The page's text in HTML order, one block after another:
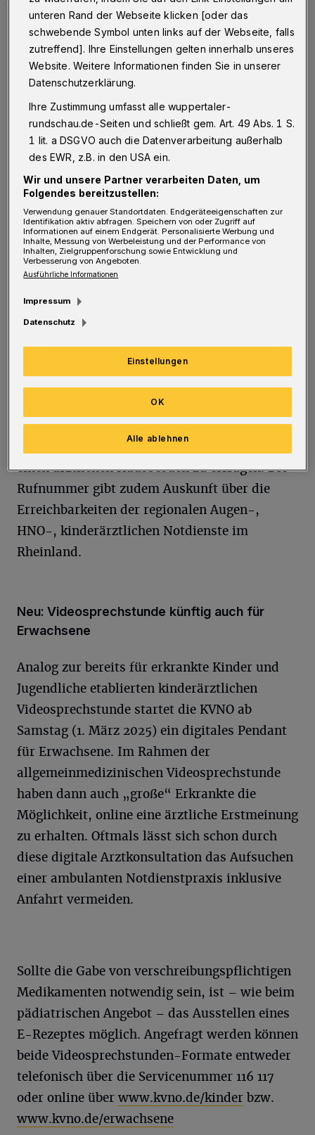
Da vergeht der Spaß ...
Foto: tibanna79 - Fotolia/Agnes Sadlowska
I nformationen zu Adressen und
Öffnungszeiten der insgesamt gut 90
Notdienstpraxen der Kassenärztlichen
Vereinigung Nordrhein (KVNO) gibt es unter
www.kvno.de/notdienst
kostenlose Servicenummer 116 117. Die
Nummer ist rund um die Uhr erreichbar. Die
Telefon-Kapazitäten werden zu Karneval noch
Hausbesuche für nicht mobile Patientinnen
Erkrankte, die den Weg in eine örtliche
Notdienstpraxis nicht auf sich nehmen
können, haben die Möglichkeit, über die 116 117
einen ärztlichen Hausbesuch zu erfragen. Die
Rufnummer gibt zudem Auskunft über die
Erreichbarkeiten der regionalen Augen-,
HNO-, kinderärztlichen Notdienste im
Rheinland.
Neu: Videosprechstunde künftig auch für
Erwachsene
Analog zur bereits für erkrankte Kinder und
Jugendliche etablierten kinderärztlichen
Videosprechstunde startet die KVNO ab
Samstag (1. März 2025) ein digitales Pendant
für Erwachsene. Im Rahmen der
allgemeinmedizinischen Videosprechstunde
haben dann auch „große“ Erkrankte die
Möglichkeit, online eine ärztliche Erstmeinung
zu erhalten. Oftmals lässt sich schon durch
diese digitale Arztkonsultation das Aufsuchen
einer ambulanten Notdienstpraxis inklusive
Anfahrt vermeiden.
Sollte die Gabe von verschreibungspflichtigen
Medikamenten notwendig sein, ist – wie beim
pädiatrischen Angebot – das Ausstellen eines
E-Rezeptes möglich. Angefragt werden können
beide Videosprechstunden-Formate entweder
telefonisch über die Servicenummer 116 117
oder online über www.kvno.de/kinder bzw.
www.kvno.de/erwachsene
unteren Rand der Webseite klicken [oder das
schwebende Symbol unten links auf der Webseite, falls
zutreffend]. Ihre Einstellungen gelten innerhalb unseres
Website. Weitere Informationen finden Sie in unserer
Datenschutzerklärung.
Ihre Zustimmung umfasst alle wuppertaler-
rundschau.de-Seiten und schließt gem. Art. 49 Abs. 1 S.
1 lit. a DSGVO auch die Datenverarbeitung außerhalb
des EWR, z.B. in den USA ein.
Wir und unsere Partner verarbeiten Daten, um
Folgendes bereitzustellen:
Verwendung genauer Standortdaten. Endgeräteeigenschaften zur
Identifikation aktiv abfragen. Speichern von oder Zugriff auf
Informationen auf einem Endgerät. Personalisierte Werbung und
Inhalte, Messung von Werbeleistung und der Performance von
Inhalten, Zielgruppenforschung sowie Entwicklung und
Verbesserung von Angeboten.
Ausführliche Informationen
Impressum
Datenschutz
Einstellungen
Alle ablehnen
OK